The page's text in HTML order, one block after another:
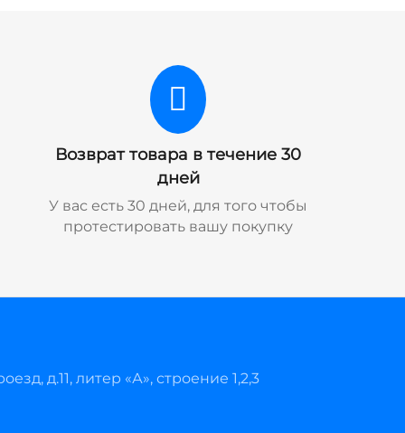
Возврат товара в течение 30
дней
У вас есть 30 дней, для того чтобы
протестировать вашу покупку
д.11, литер «А», строение 1,2,3